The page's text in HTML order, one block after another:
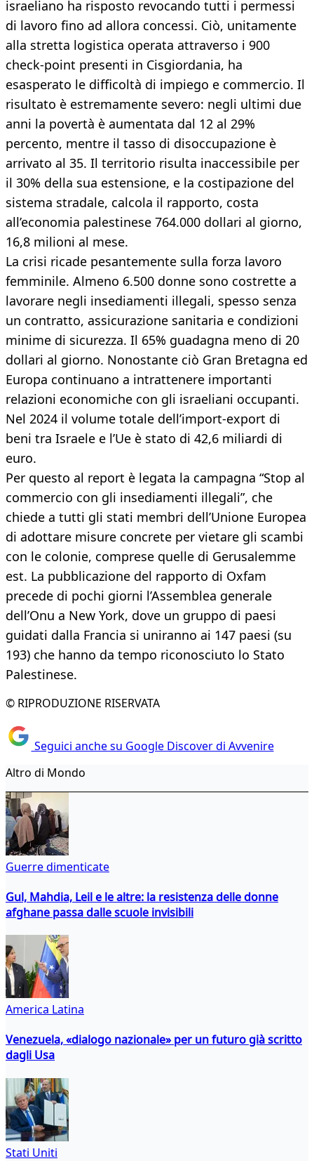
israeliano ha risposto revocando tutti i permessi
di lavoro fino ad allora concessi. Ciò, unitamente
alla stretta logistica operata attraverso i 900
check-point presenti in Cisgiordania, ha
esasperato le difficoltà di impiego e commercio. Il
risultato è estremamente severo: negli ultimi due
anni la povertà è aumentata dal 12 al 29%
percento, mentre il tasso di disoccupazione è
arrivato al 35. Il territorio risulta inaccessibile per
il 30% della sua estensione, e la costipazione del
sistema stradale, calcola il rapporto, costa
all’economia palestinese 764.000 dollari al giorno,
16,8 milioni al mese.
La crisi ricade pesantemente sulla forza lavoro
femminile. Almeno 6.500 donne sono costrette a
lavorare negli insediamenti illegali, spesso senza
un contratto, assicurazione sanitaria e condizioni
minime di sicurezza. Il 65% guadagna meno di 20
dollari al giorno. Nonostante ciò Gran Bretagna ed
Europa continuano a intrattenere importanti
relazioni economiche con gli israeliani occupanti.
Nel 2024 il volume totale dell’import-export di
beni tra Israele e l’Ue è stato di 42,6 miliardi di
euro.
Per questo al report è legata la campagna “Stop al
commercio con gli insediamenti illegali”, che
chiede a tutti gli stati membri dell’Unione Europea
di adottare misure concrete per vietare gli scambi
con le colonie, comprese quelle di Gerusalemme
est. La pubblicazione del rapporto di Oxfam
precede di pochi giorni l’Assemblea generale
dell’Onu a New York, dove un gruppo di paesi
guidati dalla Francia si uniranno ai 147 paesi (su
193) che hanno da tempo riconosciuto lo Stato
Palestinese.
© RIPRODUZIONE RISERVATA
Seguici anche su Google Discover di Avvenire
Altro di Mondo
Guerre dimenticate
Gul, Mahdia, Leil e le altre: la resistenza delle donne
afghane passa dalle scuole invisibili
America Latina
Venezuela, «dialogo nazionale» per un futuro già scritto
dagli Usa
Stati Uniti